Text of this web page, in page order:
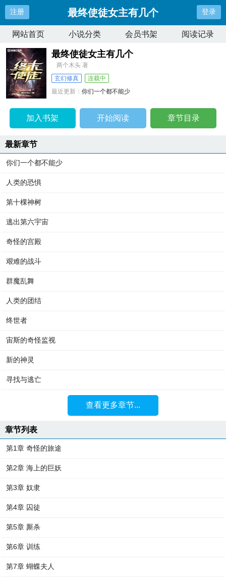
注册 最终使徒女主有几个 登录
网站首页 小说分类 会员书架 阅读记录
最终使徒女主有几个
两个木头 著
玄幻修真
连载中
最近更新：你们一个都不能少
加入书架 开始阅读 章节目录
最新章节
你们一个都不能少
人类的恐惧
第十棵神树
逃出第六宇宙
奇怪的宫殿
艰难的战斗
群魔乱舞
人类的团结
终世者
宙斯的奇怪监视
新的神灵
寻找与逃亡
查看更多章节...
章节列表
第1章 奇怪的旅途
第2章 海上的巨妖
第3章 奴隶
第4章 囚徒
第5章 厮杀
第6章 训练
第7章 蝴蝶夫人